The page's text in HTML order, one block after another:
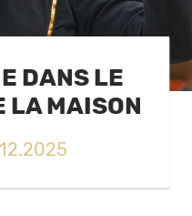
DANS LE
LA MAISON